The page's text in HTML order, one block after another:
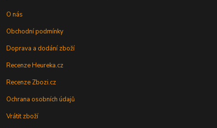
O nás
Obchodní podmínky
Doprava a dodání zboží
Recenze Heureka.cz
Recenze Zbozi.cz
Ochrana osobních údajů
Vrátit zboží